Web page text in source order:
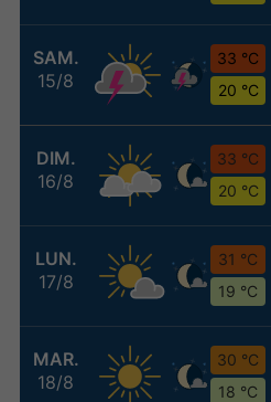
SAM.
15/8
33 °C
20 °C
DIM.
16/8
33 °C
20 °C
LUN.
17/8
31 °C
19 °C
MAR.
18/8
30 °C
18 °C